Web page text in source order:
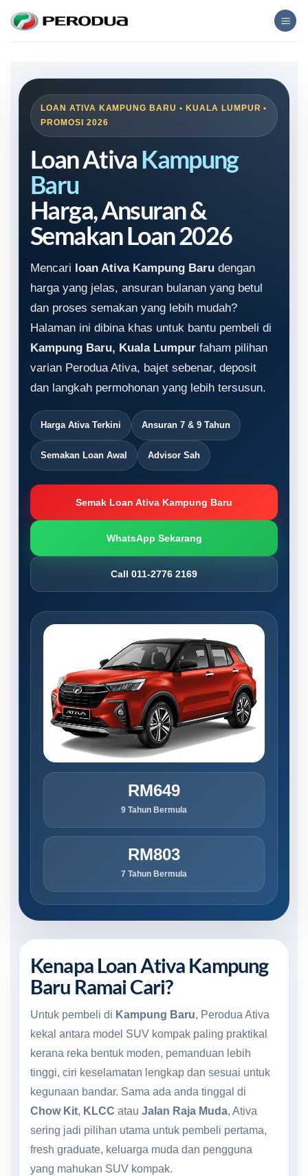
content
LOAN ATIVA KAMPUNG BARU • KUALA LUMPUR •
PROMOSI 2026
Loan AtivaKampung
Baru
Harga, Ansuran &
Semakan Loan 2026
Mencari loan Ativa Kampung Baru dengan
harga yang jelas, ansuran bulanan yang betul
dan proses semakan yang lebih mudah?
Halaman ini dibina khas untuk bantu pembeli di
Kampung Baru, Kuala Lumpur faham pilihan
varian Perodua Ativa, bajet sebenar, deposit
dan langkah permohonan yang lebih tersusun.
Harga Ativa Terkini Ansuran 7 & 9 Tahun
Semakan Loan Awal Advisor Sah
Semak Loan Ativa Kampung Baru
WhatsApp Sekarang
Call 011-2776 2169
RM649
9 Tahun Bermula
RM803
7 Tahun Bermula
Kenapa Loan Ativa Kampung
Baru Ramai Cari?
Untuk pembeli di Kampung Baru, Perodua Ativa
kekal antara model SUV kompak paling praktikal
kerana reka bentuk moden, pemanduan lebih
tinggi, ciri keselamatan lengkap dan sesuai untuk
kegunaan bandar. Sama ada anda tinggal di
Chow Kit, KLCC atau Jalan Raja Muda, Ativa
sering jadi pilihan utama untuk pembeli pertama,
fresh graduate, keluarga muda dan pengguna
yang mahukan SUV kompak.